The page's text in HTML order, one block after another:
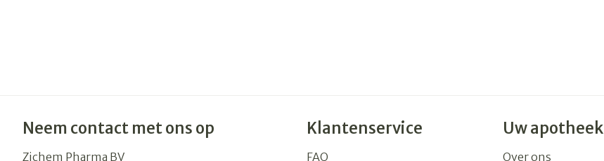
Neem contact met ons op
Zichem Pharma BV
Klantenservice
FAQ
Uw apotheek
Over ons